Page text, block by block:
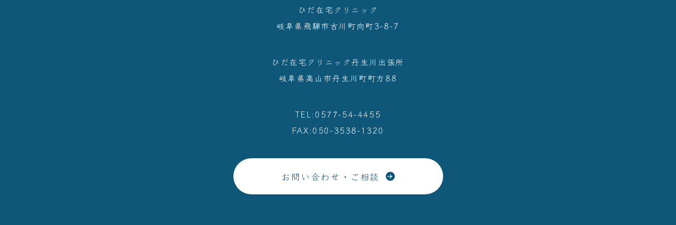
ひだ在宅クリニック
岐阜県⾶騨市古川町向町3-8-7
ひだ在宅クリニック丹生川出張所
岐阜県高山市丹生川町町方88
TEL:0577-54-4455
FAX:050-3538-1320
お問い合わせ・ご相談